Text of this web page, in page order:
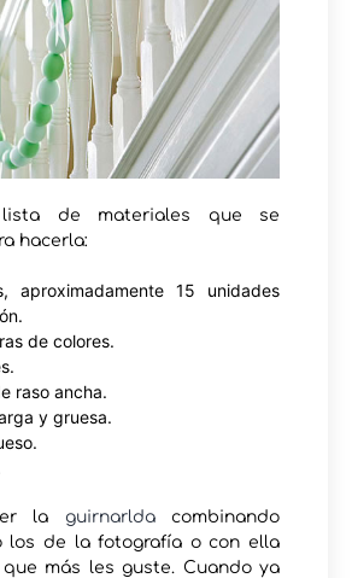
de materiales que se
hacerla:
aproximadamente 15 unidades
de colores.
raso ancha.
y gruesa.
la guirnarldacombinando
los de la fotografía o con ella
más les guste. Cuando ya